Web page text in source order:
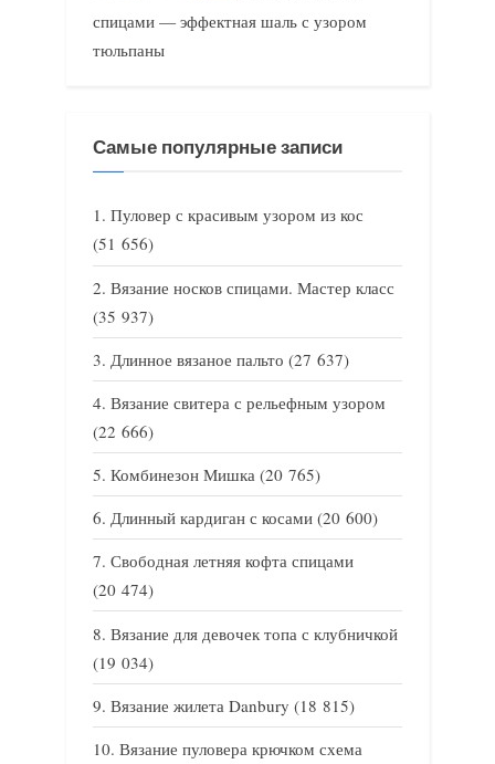
спицами — эффектная шаль с узором
тюльпаны
Самые популярные записи
Пуловер с красивым узором из кос
(51 656)
Вязание носков спицами. Мастер класс
(35 937)
Длинное вязаное пальто (27 637)
Вязание свитера с рельефным узором
(22 666)
Комбинезон Мишка (20 765)
Длинный кардиган с косами (20 600)
Свободная летняя кофта спицами
(20 474)
Вязание для девочек топа с клубничкой
(19 034)
Вязание жилета Danbury (18 815)
Вязание пуловера крючком схема